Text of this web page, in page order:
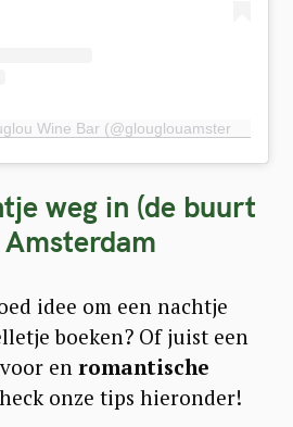
weg in (de buurt
idee om een nachtje
boeken? Of juist een
en romantische
onze tips hieronder!